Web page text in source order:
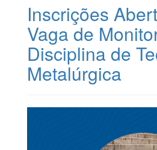
Inscrições
Vaga de
Disciplina de
Metalúrgica